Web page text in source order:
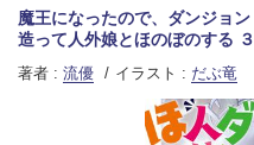
魔王になったので、ダンジョン
造って人外娘とほのぼのする ３
著者 : 流優 イラスト : だぶ竜